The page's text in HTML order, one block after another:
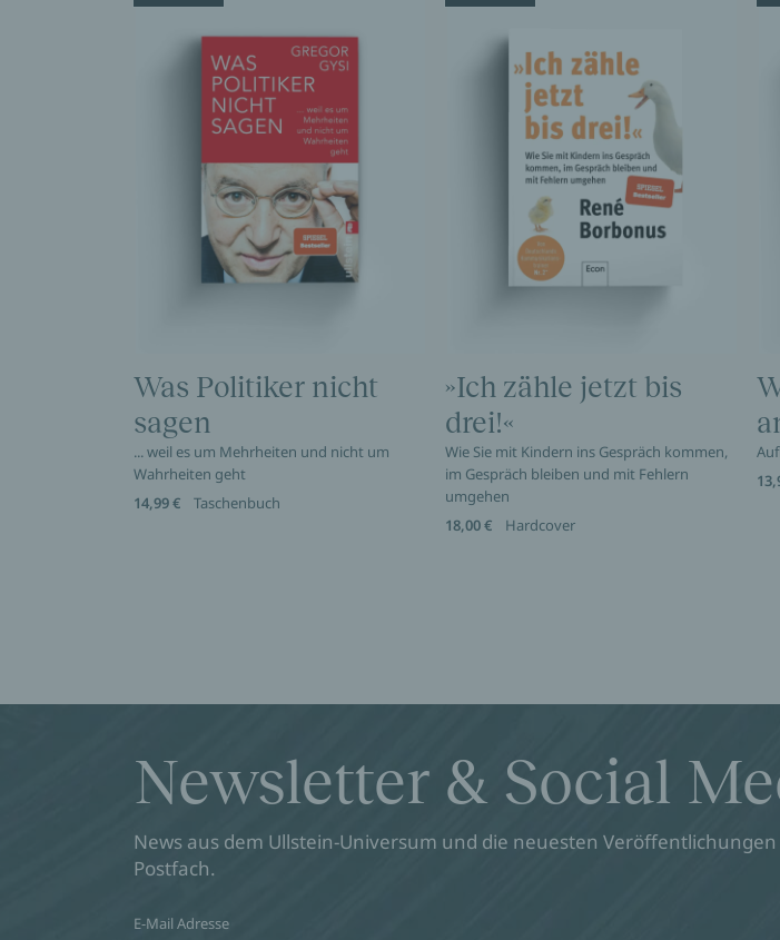
Was Politiker nicht
sagen
... weil es um Mehrheiten und nicht um
Wahrheiten geht
14,99 €
Taschenbuch
»Ich zähle jetzt bis
drei!«
Wie Sie mit Kindern ins Gespräch kommen,
im Gespräch bleiben und mit Fehlern
umgehen
18,00 €
Hardcover
Newsletter & Social
News aus dem Ullstein-Universum und die neuesten
Postfach.
E-Mail Adresse